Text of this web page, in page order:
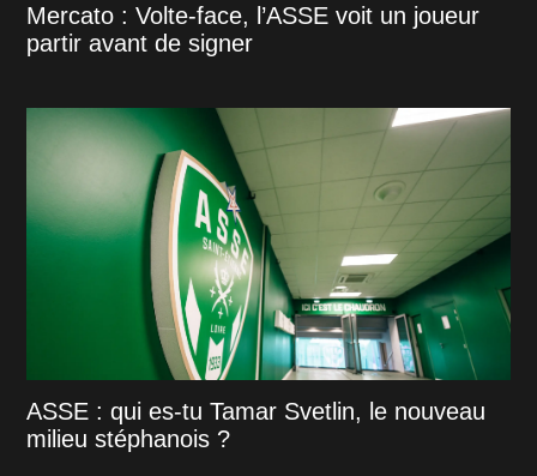
Mercato : Volte-face, l’ASSE voit un joueur
partir avant de signer
ASSE : qui es-tu Tamar Svetlin, le nouveau
milieu stéphanois ?